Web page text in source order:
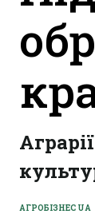
АГРОБІЗНЕС UA